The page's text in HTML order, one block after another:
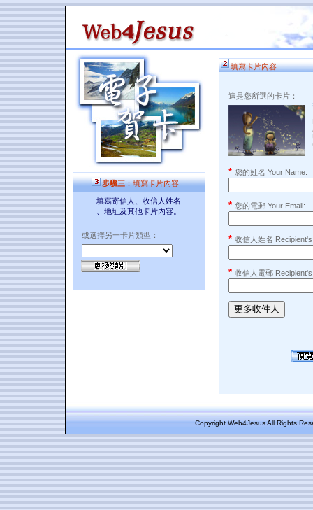
步驟三：填寫卡片內容
填寫寄信人、收信人姓名
、地址及其他卡片內容。
或選擇另一卡片類型：
填寫卡片內容
這是您所選的卡片：
* 您的姓名 Your Name:
* 您的電郵 Your Email:
* 收信人姓名
* 收信人電郵 Recipient's
Copyright Web4Jesus All Rights